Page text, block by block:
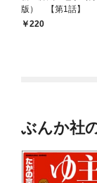
版） 【第1話】
220
ぶんか社